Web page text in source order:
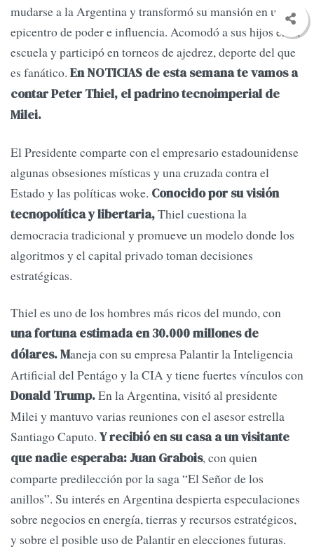
mudarse a la Argentina y transformó su mansión en un
epicentro de poder e influencia. Acomodó a sus hijos en la
escuela y participó en torneos de ajedrez, deporte del que
es fanático. En NOTICIAS de esta semana te vamos a
contar Peter Thiel, el padrino tecnoimperial de
Milei.
El Presidente comparte con el empresario estadounidense
algunas obsesiones místicas y una cruzada contra el
Estado y las políticas woke. Conocido por su visión
tecnopolítica y libertaria,Thiel cuestiona la
democracia tradicional y promueve un modelo donde los
algoritmos y el capital privado toman decisiones
estratégicas.
Thiel es uno de los hombres más ricos del mundo, con
una fortuna estimada en 30.000 millones de
dólares. Maneja con su empresa Palantir la Inteligencia
Artificial del Pentágo y la CIA y tiene fuertes vínculos con
Donald Trump.En la Argentina, visitó al presidente
Milei y mantuvo varias reuniones con el asesor estrella
Santiago Caputo. Y recibió en su casa a un visitante
que nadie esperaba: Juan Grabois, con quien
comparte predilección por la saga “El Señor de los
anillos”. Su interés en Argentina despierta especulaciones
sobre negocios en energía, tierras y recursos estratégicos,
y sobre el posible uso de Palantir en elecciones futuras.